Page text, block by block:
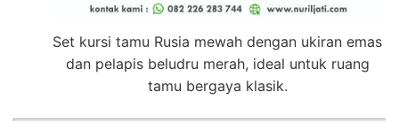
Set kursi tamu Rusia mewah dengan ukiran emas
dan pelapis beludru merah, ideal untuk ruang
tamu bergaya klasik.